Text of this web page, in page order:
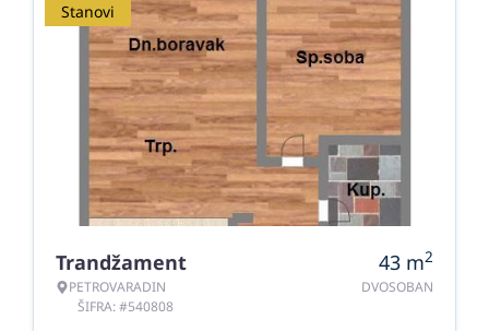
Stanovi
Trandžament
PETROVARADIN
ŠIFRA: #540808
43 m2
DVOSOBAN